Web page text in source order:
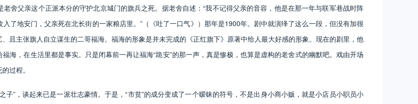
父亲这个正派本分的守护北京城门的旗兵之死。据老舍自述：“我不记得父亲的音容，他是在那一年与联军巷战时阵
了地安门，父亲死在北长街的一家粮店里。”（《吐了一口气》）那年是1900年。剧中就演绎了这么一段，但没有加很
且主张旗人自立谋生的二哥福海。福海的形象是并未完成的《正红旗下》原著中给人最大好感的形象。现在的剧里，他
海，在生活里都是事实。只是闭幕前一再让福海“跪安”的那一声，真是惨极，也算是虚构的老舍式的幽默吧。戏由开场
过程。
”，谈起来已是一派壮志豪情。于是，“市贫”的成分变成了一个暧昧的符号，不是出身小商小贩，就是小店员小职员小